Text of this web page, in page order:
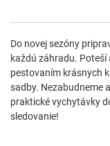
Do novej sezóny
každú záhradu. Poteší
pestovaním krásnych
sadby. Nezabudneme
praktické vychytávky
sledovanie!